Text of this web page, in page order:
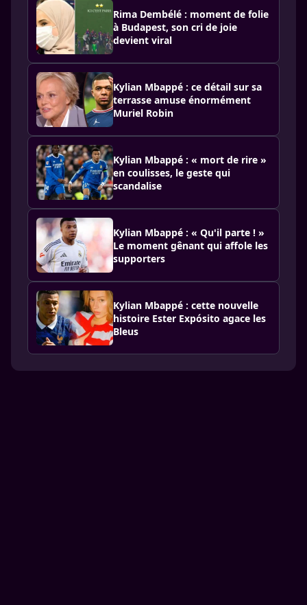
Rima Dembélé : moment de folie
à Budapest, son cri de joie
devient viral
Kylian Mbappé : ce détail sur sa
terrasse amuse énormément
Muriel Robin
Kylian Mbappé : « mort de rire »
en coulisses, le geste qui
scandalise
Kylian Mbappé : « Qu'il parte ! »
Le moment gênant qui affole les
supporters
Kylian Mbappé : cette nouvelle
histoire Ester Expósito agace les
Bleus